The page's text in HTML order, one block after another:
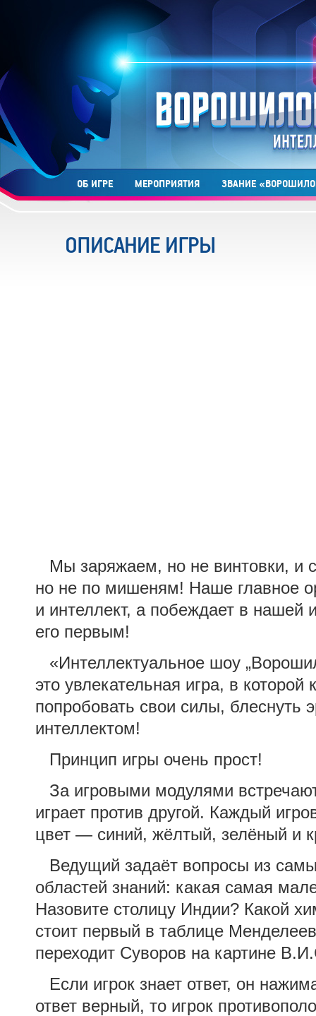
ОБ ИГРЕ МЕРОПРИЯТИЯ ЗВАНИЕ
ОПИСАНИЕ ИГРЫ
Мы заряжаем, но не винтовки, и
но не по мишеням! Наше главное
и интеллект, а побеждает в нашей
его первым!
«Интеллектуальное шоу
это увлекательная игра, в
попробовать свои силы, блеснуть
интеллектом!
Принцип игры очень прост!
За игровыми модулями
играет против другой. Каждый
цвет — синий, жёлтый, зелёный и
Ведущий задаёт вопросы из
областей знаний: какая самая
Назовите столицу Индии? Какой
стоит первый в таблице
переходит Суворов на картине
Если игрок знает ответ, он
ответ верный, то игрок